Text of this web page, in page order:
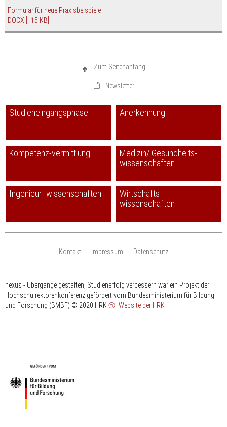
Formular für neue Praxisbeispiele
DOCX [115 KB]
Zum Seitenanfang
Newsletter
Studieneingangsphase Anerkennung
Kompetenz-vermittlung
Medizin/ Gesundheits-
wissenschaften
Ingenieur- wissenschaften
Wirtschafts-
wissenschaften
Kontakt Impressum Datenschutz
nexus - Übergänge gestalten, Studienerfolg verbessern war ein Projekt der
Hochschulrektorenkonferenz gefördert vom Bundesministerium für Bildung
und Forschung (BMBF) © 2020 HRK Website der HRK